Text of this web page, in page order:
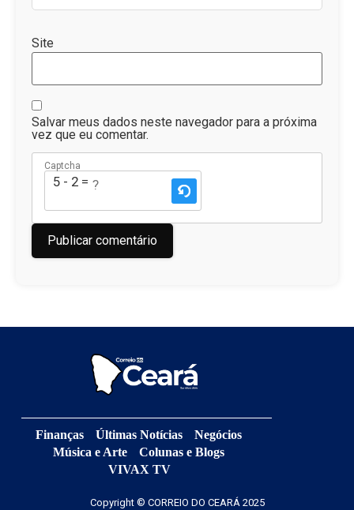
Site
Salvar meus dados neste navegador para a próxima
vez que eu comentar.
Captcha
5 - 2 = ?
Finanças Últimas Notícias
Negócios
Música e Arte
Colunas e Blogs
VIVAX TV
Copyright © CORREIO DO CEARÁ 2025